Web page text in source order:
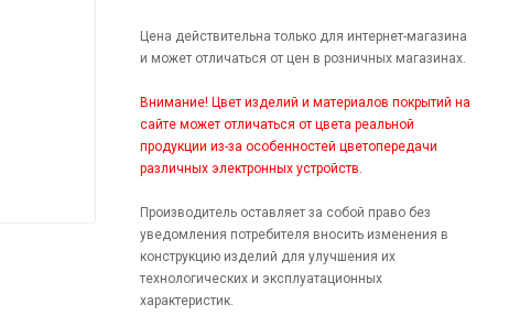
Цена действительна только для интернет-магазина
и может отличаться от цен в розничных магазинах.
Внимание! Цвет изделий и материалов покрытий на
сайте может отличаться от цвета реальной
продукции из-за особенностей цветопередачи
различных электронных устройств.
Производитель оставляет за собой право без
уведомления потребителя вносить изменения в
конструкцию изделий для улучшения их
технологических и эксплуатационных
характеристик.